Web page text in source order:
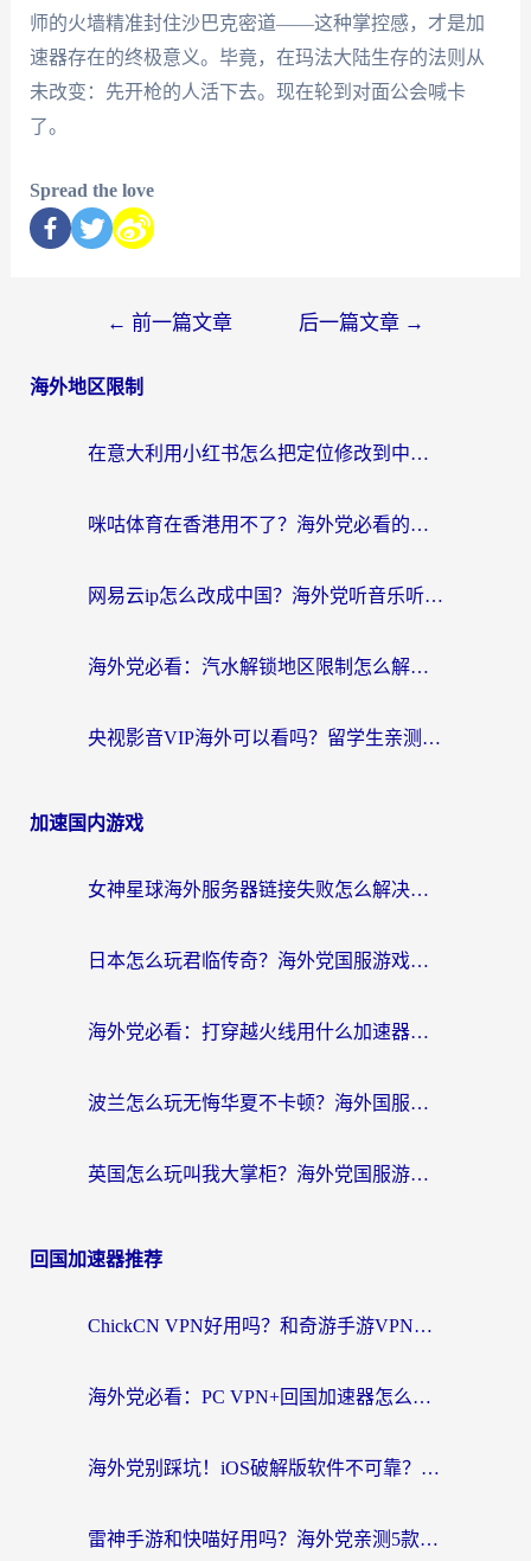
师的火墙精准封住沙巴克密道——这种掌控感，才是加
速器存在的终极意义。毕竟，在玛法大陆生存的法则从
未改变：先开枪的人活下去。现在轮到对面公会喊卡
了。
Spread the love
← 前一篇文章 后一篇文章 →
海外地区限制
在意大利用小红书怎么把定位修改到中国国内？3个实用技巧+1个靠谱工具帮你搞定
咪咕体育在香港用不了？海外党必看的回国加速器选择指南（附3个真实场景解决方案）
网易云ip怎么改成中国？海外党听音乐听书的无痛解决方案
海外党必看：汽水解锁地区限制怎么解除？3招解决国内影音&生活服务难题
央视影音VIP海外可以看吗？留学生亲测有效的回国加速器选择指南
加速国内游戏
女神星球海外服务器链接失败怎么解决？海外党国服游戏加速避坑指南
日本怎么玩君临传奇？海外党国服游戏加速避坑指南（附菲律宾欧洲玩家实测）
海外党必看：打穿越火线用什么加速器？解决延迟卡顿，还能玩奇妙拼图世界和第五人格
波兰怎么玩无悔华夏不卡顿？海外国服游戏加速器终极指南（附征途2萤火突击解决方案）
英国怎么玩叫我大掌柜？海外党国服游戏加速避坑指南（附实测推荐）
回国加速器推荐
ChickCN VPN好用吗？和奇游手游VPN对比哪个回国效果更好？海外党亲测实用指南
海外党必看：PC VPN+回国加速器怎么选？无缝访问国内资源全攻略
海外党别踩坑！iOS破解版软件不可靠？教你选对回国加速器无缝看国内资源
雷神手游和快喵好用吗？海外党亲测5款回国加速器，附斧牛Bling对比+微信视频号解决办法